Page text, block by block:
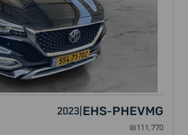
MG
EHS-PHEV
2023
₪111,770